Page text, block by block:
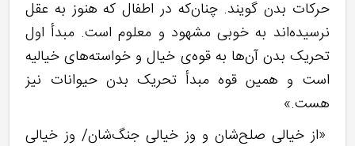
حرکات بدن گویند. چنان‌که در اطفال که هنوز به عقل
نرسیده‌اند به خوبی مشهود و معلوم است. مبدأ اول
تحریک بدن آن‌ها به قوه‌ی خیال و خواسته‌های خیالیه
است و همین قوه مبدأ تحریک بدن حیوانات نیز
هست.»
«از خیالی صلح‌شان و وز خیالی جنگ‌شان/ وز خیالی